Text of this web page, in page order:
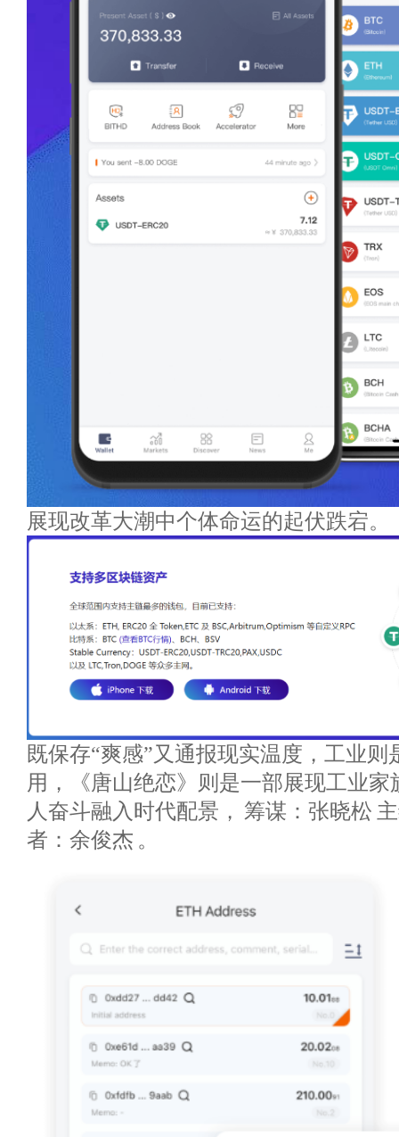
展现改革大潮中个体命运的起伏跌宕。
既保存“爽感”又通报现实温度，工业
用，《唐山绝恋》则是一部展现工业
人奋斗融入时代配景， 筹谋：张晓松
者：余俊杰 。